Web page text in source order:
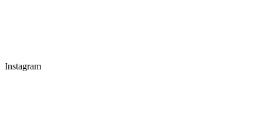
Instagram